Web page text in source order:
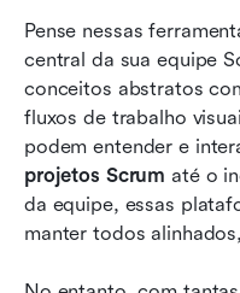
Pense nessas
central da sua equipe
conceitos abstratos
fluxos de trabalho
podem entender e
projetos Scrum até o
da equipe, essas
manter todos